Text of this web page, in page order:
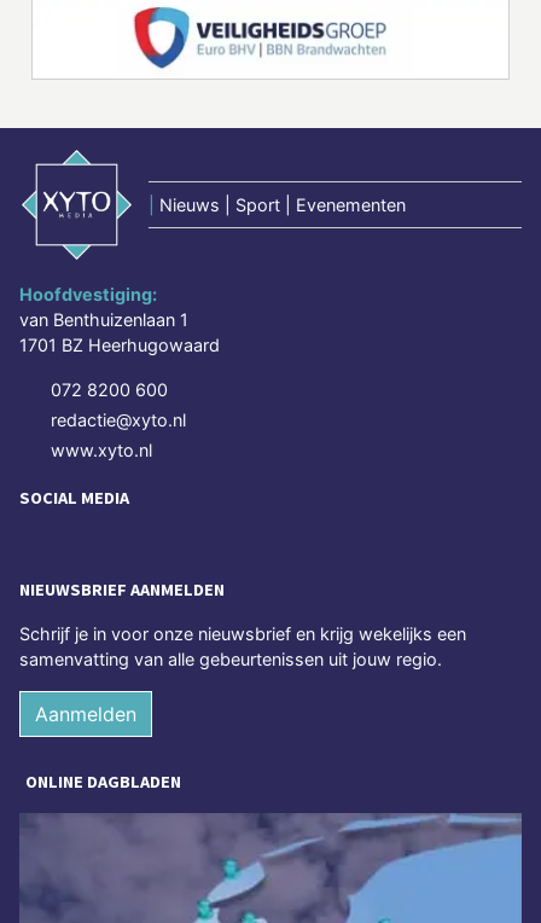
Nieuws | Sport | Evenementen
Hoofdvestiging:
van Benthuizenlaan 1
1701 BZ Heerhugowaard
072 8200 600
redactie@xyto.nl
www.xyto.nl
SOCIAL MEDIA
NIEUWSBRIEF AANMELDEN
Schrijf je in voor onze nieuwsbrief en krijg wekelijks een
samenvatting van alle gebeurtenissen uit jouw regio.
Aanmelden
ONLINE DAGBLADEN